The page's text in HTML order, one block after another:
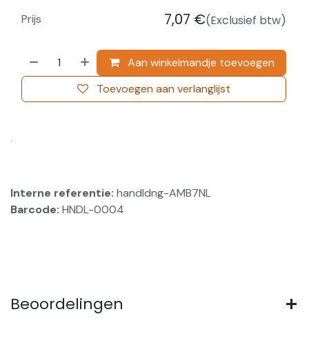
Aan winkelmandje toevoegen
Toevoegen aan verlanglijst
Prijs 7,07 €(Exclusief btw)
.
Interne referentie: handldng-AMB7NL
Barcode: HNDL-0004
Beoordelingen